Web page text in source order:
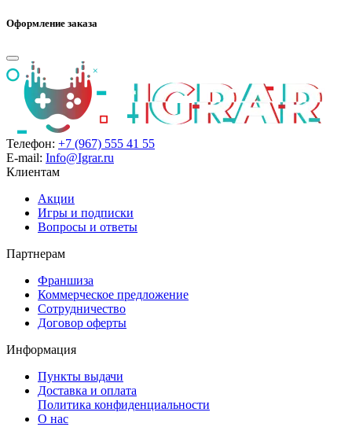
Оформление заказа
Телефон: +7 (967) 555 41 55
E-mail: Info@Igrar.ru
Клиентам
Акции
Игры и подписки
Вопросы и ответы
Партнерам
Франшиза
Коммерческое предложение
Сотрудничество
Договор оферты
Информация
Пункты выдачи
Доставка и оплата
Политика конфиденциальности
О нас